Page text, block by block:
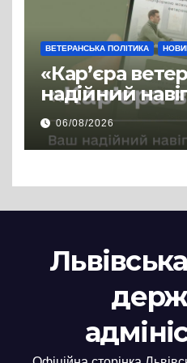
ВЕТЕРАНСЬКА ПОЛІТИКА
«Кар’єра
надійний
цивільній
06/08/2026